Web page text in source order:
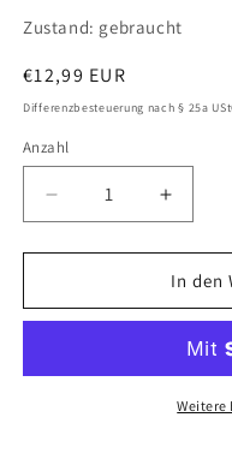
Zustand: gebraucht
Normaler
Preis
€12,99 EUR
Differenzbesteuerung nach § 25a
Anzahl
Anzahl
Verringere
die
Menge
Metro
4)
Erhöhe
die
Menge
für
Metro
4)
In den
Weitere